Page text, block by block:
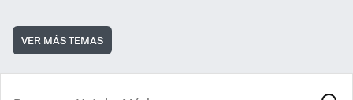
VER MÁS TEMAS